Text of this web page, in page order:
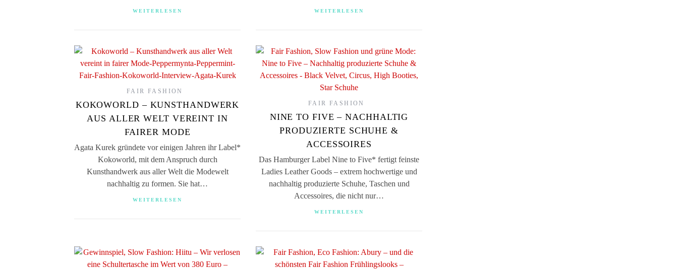
WEITERLESEN WEITERLESEN
FAIR FASHION
KOKOWORLD – KUNSTHANDWERK
AUS ALLER WELT VEREINT IN
FAIRER MODE
Agata Kurek gründete vor einigen Jahren ihr Label*
Kokoworld, mit dem Anspruch durch
Kunsthandwerk aus aller Welt die Modewelt
nachhaltig zu formen. Sie hat…
WEITERLESEN
FAIR FASHION
NINE TO FIVE – NACHHALTIG
PRODUZIERTE SCHUHE &
ACCESSOIRES
Das Hamburger Label Nine to Five* fertigt feinste
Ladies Leather Goods – extrem hochwertige und
nachhaltig produzierte Schuhe, Taschen und
Accessoires, die nicht nur…
WEITERLESEN